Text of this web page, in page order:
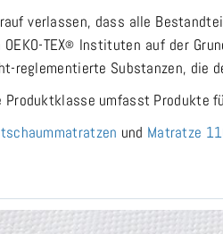
verlassen, dass alle
TEX® Instituten auf der
reglementierte Substanzen, die
umfasst Produkte
und Matratze